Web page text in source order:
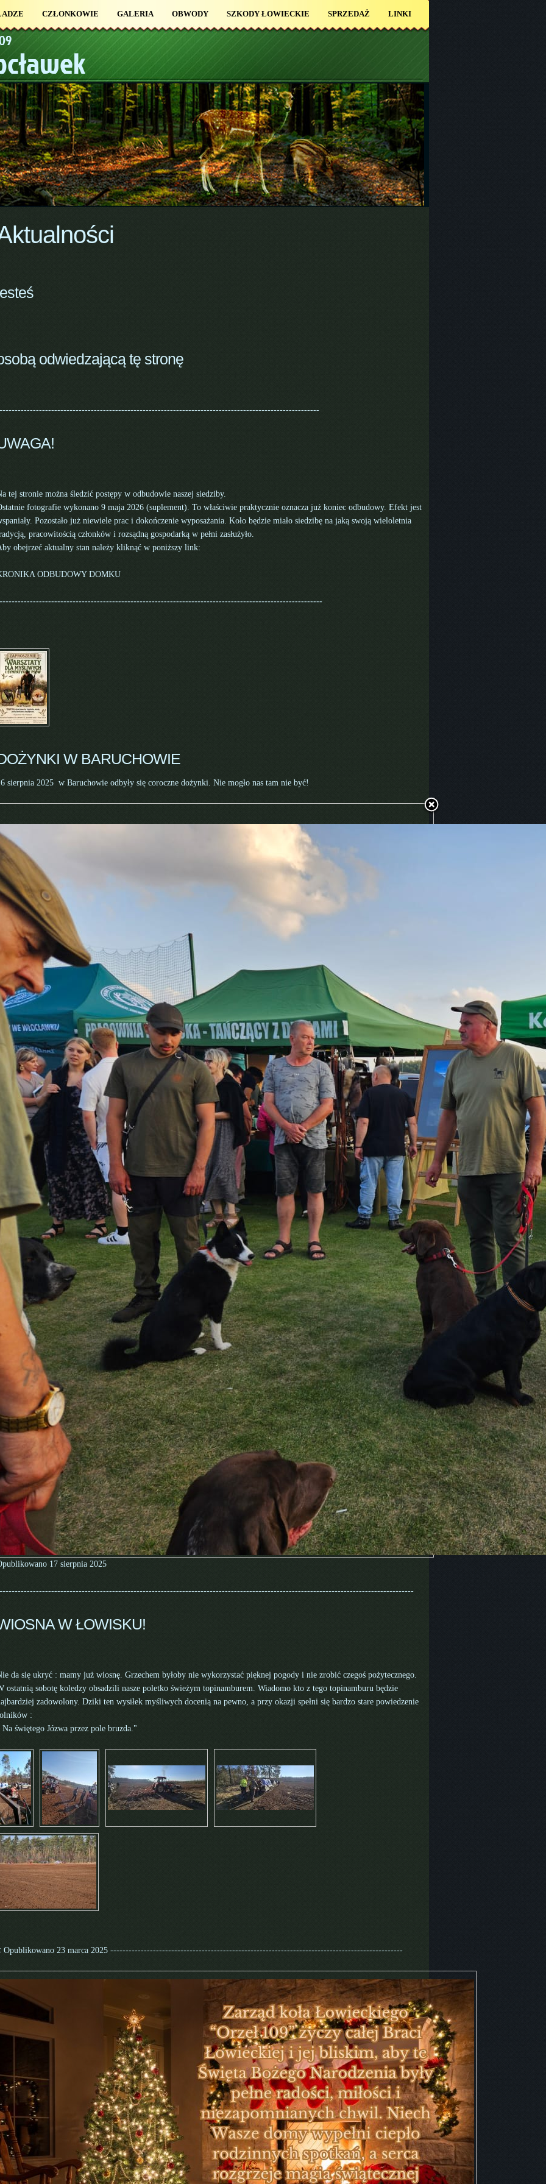
CZŁONKOWIE GALERIA OBWODY SZKODY ŁOWIECKIE SPRZEDAŻ LINKI
odwiedzającą tę stronę
tej stronie można śledzić postępy w odbudowie naszej siedziby.
fotografie wykonano 9 maja 2026 (suplement). To właściwie praktycznie oznacza już koniec odbudowy. Efekt jest
Pozostało już niewiele prac i dokończenie wyposażania. Koło będzie miało siedzibę na jaką swoją wieloletnia
pracowitością członków i rozsądną gospodarką w pełni zasłużyło.
obejrzeć aktualny stan należy kliknąć w poniższy link:
ODBUDOWY DOMKU
W BARUCHOWIE
sierpnia 2025 w Baruchowie odbyły się coroczne dożynki. Nie mogło nas tam nie być!
17 sierpnia 2025
W ŁOWISKU!
da się ukryć : mamy już wiosnę. Grzechem byłoby nie wykorzystać pięknej pogody i nie zrobić czegoś pożytecznego.
ostatnią sobotę koledzy obsadzili nasze poletko świeżym topinamburem. Wiadomo kto z tego topinamburu będzie
zadowolony. Dziki ten wysiłek myśliwych docenią na pewno, a przy okazji spełni się bardzo stare powiedzenie
:
świętego Józwa przez pole bruzda."
Opublikowano 23 marca 2025 ------------------------------------------------------------------------------------------------